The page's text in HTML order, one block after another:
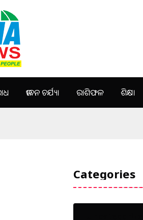
ଜୀବନ ଚର୍ଯ୍ୟା ରାଶିଫଳ ଶିକ୍ଷା
Categories